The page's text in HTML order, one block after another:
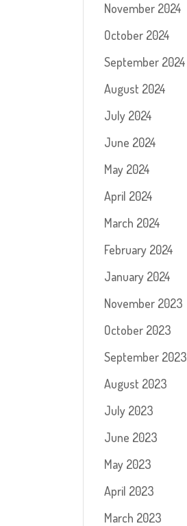
November 2024
October 2024
September 2024
August 2024
July 2024
June 2024
May 2024
April 2024
March 2024
February 2024
January 2024
November 2023
October 2023
September 2023
August 2023
July 2023
June 2023
May 2023
April 2023
March 2023